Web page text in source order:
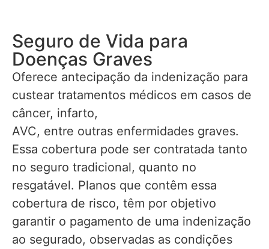
Seguro de Vida para
Doenças Graves
Oferece antecipação da indenização para
custear tratamentos médicos em casos de
câncer, infarto,
AVC, entre outras enfermidades graves.
Essa cobertura pode ser contratada tanto
no seguro tradicional, quanto no
resgatável. Planos que contêm essa
cobertura de risco, têm por objetivo
garantir o pagamento de uma indenização
ao segurado, observadas as condições